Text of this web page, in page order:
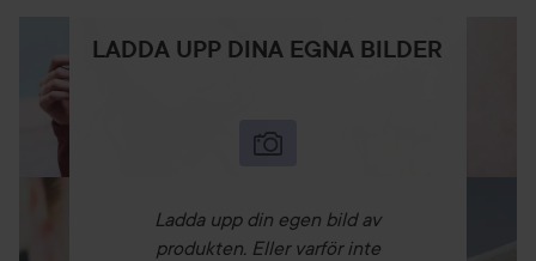
LADDA UPP DINA EGNA BILDER
Ladda upp din egen bild av
produkten. Eller varför inte